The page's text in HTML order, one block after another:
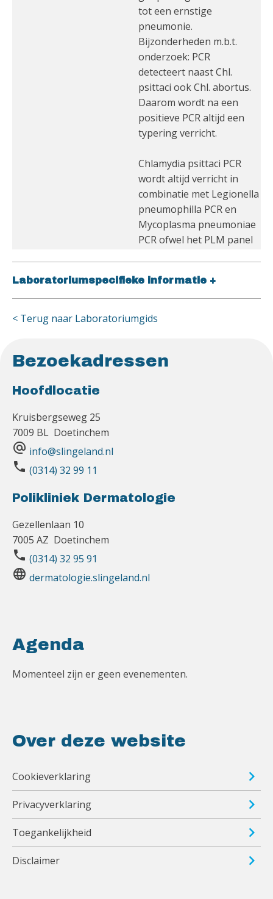
tot een ernstige
pneumonie.
Bijzonderheden m.b.t.
onderzoek: PCR
detecteert naast Chl.
psittaci ook Chl. abortus.
Daarom wordt na een
positieve PCR altijd een
typering verricht.
Chlamydia psittaci PCR
wordt altijd verricht in
combinatie met Legionella
pneumophilla PCR en
Mycoplasma pneumoniae
PCR ofwel het PLM panel
Laboratoriumspecifieke informatie +
< Terug naar Laboratoriumgids
Bezoekadressen
Hoofdlocatie
Kruisbergseweg 25
7009 BL Doetinchem
alternate_email info@slingeland.nl
phone (0314) 32 99 11
Polikliniek Dermatologie
Gezellenlaan 10
7005 AZ Doetinchem
phone (0314) 32 95 91
language dermatologie.slingeland.nl
Agenda
Momenteel zijn er geen evenementen.
Over deze website
Cookieverklaring
Privacyverklaring
Toegankelijkheid
Disclaimer